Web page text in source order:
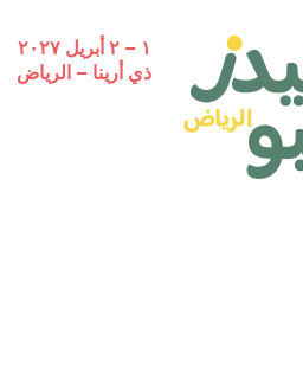
١ – ٢ أبريل ٢٠٢٧
ذي أرينا – الرياض